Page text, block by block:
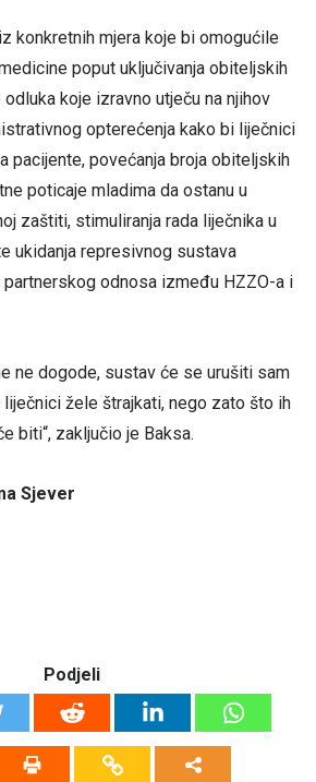
konkretnih mjera koje bi omogućile
poput uključivanja obiteljskih
koje izravno utječu na njihov
opterećenja kako bi liječnici
pacijente, povećanja broja obiteljskih
poticaje mladima da ostanu u
zaštiti, stimuliranja rada liječnika u
ukidanja represivnog sustava
odnosa između HZZO-a i
ne dogode, sustav će se urušiti sam
žele štrajkati, nego zato što ih
biti“, zaključio je Baksa.
Sjever
Podjeli